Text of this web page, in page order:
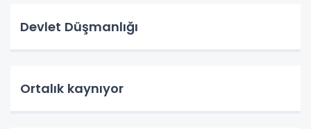
Devlet Düşmanlığı
Ortalık kaynıyor